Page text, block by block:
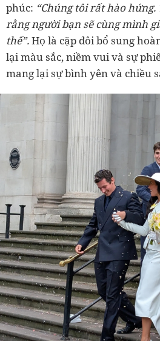
phúc: “Chúng tôi rất hào
rằng người bạn sẽ cùng mình
thế”.Họ là cặp đôi bổ sung
lại màu sắc, niềm vui và sự
mang lại sự bình yên và chiều